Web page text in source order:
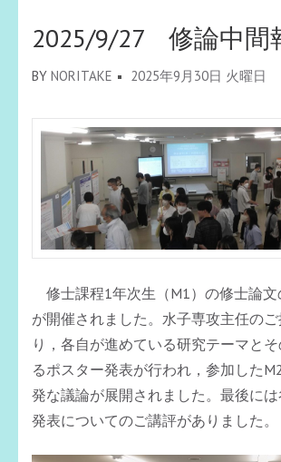
押
2025/9/27 修論中間
BY NORITAKE 2025年9月30日 火曜日
修士課程1年次生（M1）の修士論文
が開催されました。水子専攻主任のご
り，各自が進めている研究テーマと
るポスター発表が行われ，参加した
発な議論が展開されました。最後に
発表についてのご講評がありました。